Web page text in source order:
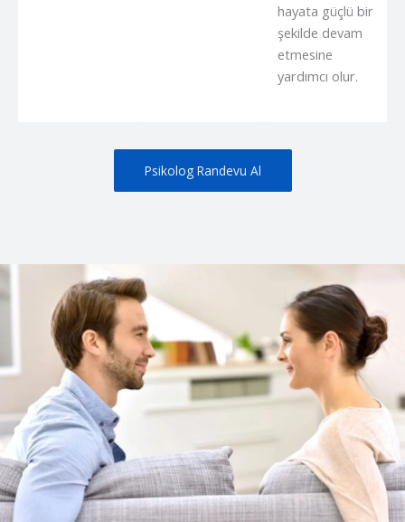
hayata güçlü bir
şekilde devam
etmesine
yardımcı olur.
Psikolog Randevu Al